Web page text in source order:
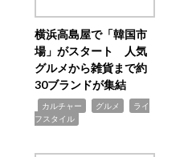
横浜高島屋で「韓国市
場」がスタート 人気
グルメから雑貨まで約
30ブランドが集結
カルチャー グルメ
ライ
フスタイル